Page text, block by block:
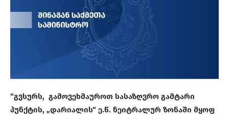
“გვსურს, გამოვეხმაუროთ სასაზღვრო გამტარი
პუნქტის, „დარიალის“ ე.წ. ნეიტრალურ ზონაში მყოფ